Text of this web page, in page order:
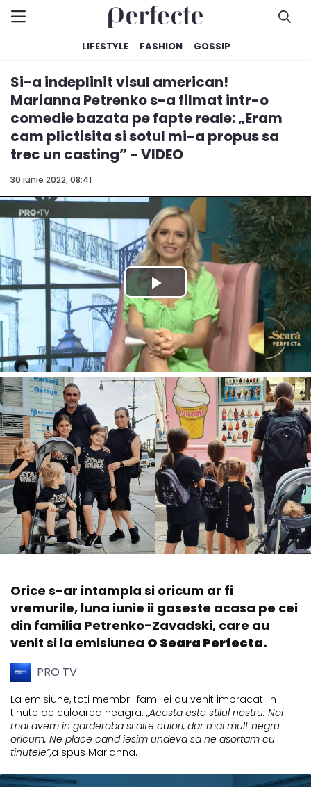
LIFESTYLE FASHION GOSSIP
30 iunie 2022, 08:41
Si-a indeplinit visul american!
Marianna Petrenko s-a filmat intr-o
comedie bazata pe fapte reale: „Eram
cam plictisita si sotul mi-a propus sa
trec un casting” - VIDEO
Orice s-ar intampla si oricum ar fi
vremurile, luna iunie ii gaseste acasa pe cei
din familia Petrenko-Zavadski, care au
venit si la emisiunea O Seara Perfecta.
PRO TV
La emisiune, toti membrii familiei au venit imbracati in
tinute de culoarea neagra.„Acesta este stilul nostru. Noi
mai avem in garderoba si alte culori, dar mai mult negru
oricum. Ne place cand iesim undeva sa ne asortam cu
tinutele”,a spus Marianna.